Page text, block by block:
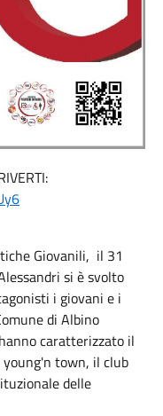
Giovanili, il 31
si è svolto
i giovani e i
di Albino
caratterizzato il
town, il club
delle